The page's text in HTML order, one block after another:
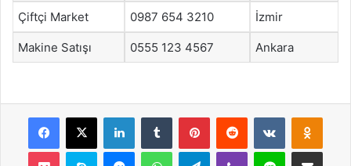
Çiftçi Market 0987 654 3210 İzmir
Makine Satışı 0555 123 4567 Ankara
Facebook
X LinkedInTumblr PinterestReddit VKontakte
Pocket Skype MessengerWhatsAppTelegramViber Line E-Posta ile